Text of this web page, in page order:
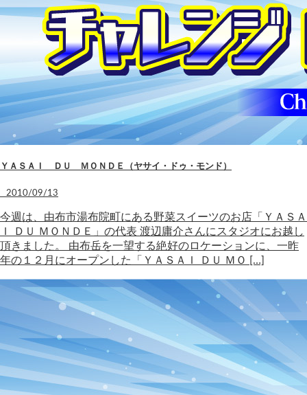
ＹＡＳＡＩ ＤＵ ＭＯＮＤＥ（ヤサイ・ドゥ・モンド）
2010/09/13
今週は、由布市湯布院町にある野菜スイーツのお店「ＹＡＳＡ
Ｉ ＤＵ ＭＯＮＤＥ」の代表 渡辺庸介さんにスタジオにお越し
頂きました。 由布岳を一望する絶好のロケーションに、一昨
年の１２月にオープンした「ＹＡＳＡＩ ＤＵ ＭＯ […]